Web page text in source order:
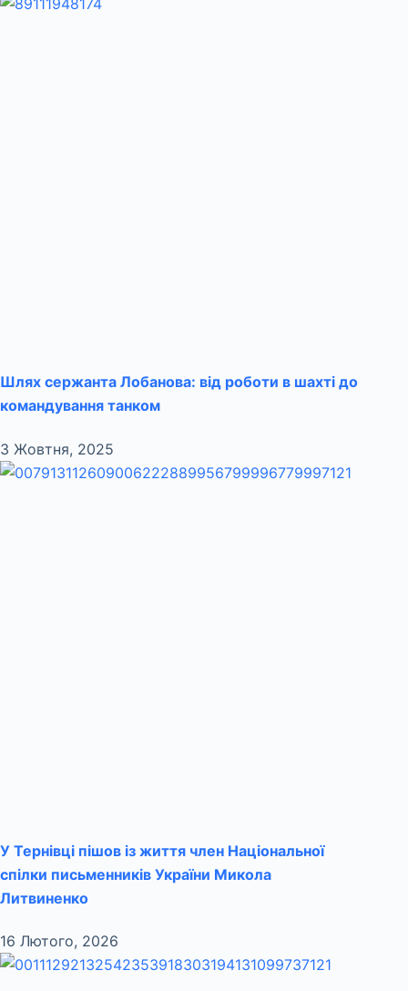
Шлях сержанта Лобанова: від роботи в шахті до
командування танком
3 Жовтня, 2025
У Тернівці пішов із життя член Національної
спілки письменників України Микола
Литвиненко
16 Лютого, 2026